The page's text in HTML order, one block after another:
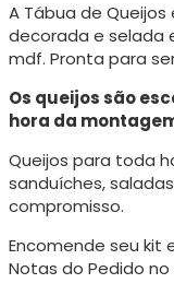
A Tábua de
decorada e selada
mdf. Pronta para
Os queijos são
hora da
Queijos para toda
sanduíches,
compromisso.
Encomende seu kit
Notas do Pedido